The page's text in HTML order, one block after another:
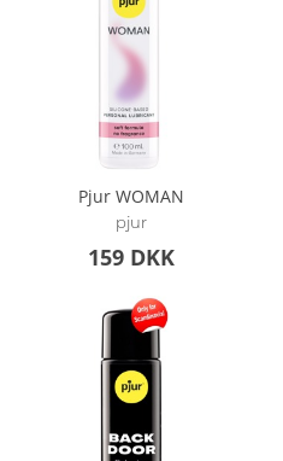
Pjur WOMAN
pjur
159 DKK